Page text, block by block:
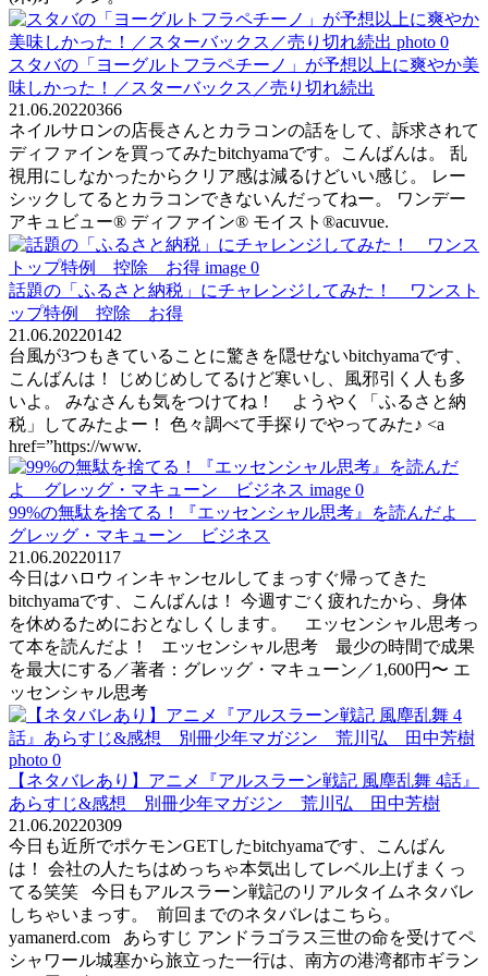
スタバの「ヨーグルトフラペチーノ」が予想以上に爽やか美
味しかった！／スターバックス／売り切れ続出
21.06.20220366
ネイルサロンの店長さんとカラコンの話をして、訴求されて
ディファインを買ってみたbitchyamaです。こんばんは。 乱
視用にしなかったからクリア感は減るけどいい感じ。 レー
シックしてるとカラコンできないんだってねー。 ワンデー
アキュビュー® ディファイン® モイスト®acuvue.
話題の「ふるさと納税」にチャレンジしてみた！ ワンスト
ップ特例 控除 お得
21.06.20220142
台風が3つもきていることに驚きを隠せないbitchyamaです、
こんばんは！ じめじめしてるけど寒いし、風邪引く人も多
いよ。 みなさんも気をつけてね！ ようやく「ふるさと納
税」してみたよー！ 色々調べて手探りでやってみた♪ <a
href=”https://www.
99%の無駄を捨てる！『エッセンシャル思考』を読んだよ
グレッグ・マキューン ビジネス
21.06.20220117
今日はハロウィンキャンセルしてまっすぐ帰ってきた
bitchyamaです、こんばんは！ 今週すごく疲れたから、身体
を休めるためにおとなしくします。 エッセンシャル思考っ
て本を読んだよ！ エッセンシャル思考 最少の時間で成果
を最大にする／著者：グレッグ・マキューン／1,600円〜 エ
ッセンシャル思考
【ネタバレあり】アニメ『アルスラーン戦記 風塵乱舞 4話』
あらすじ&感想 別冊少年マガジン 荒川弘 田中芳樹
21.06.20220309
今日も近所でポケモンGETしたbitchyamaです、こんばん
は！ 会社の人たちはめっちゃ本気出してレベル上げまくっ
てる笑笑 今日もアルスラーン戦記のリアルタイムネタバレ
しちゃいまっす。 前回までのネタバレはこちら。
yamanerd.com あらすじ アンドラゴラス三世の命を受けてペ
シャワール城塞から旅立った一行は、南方の港湾都市ギラン